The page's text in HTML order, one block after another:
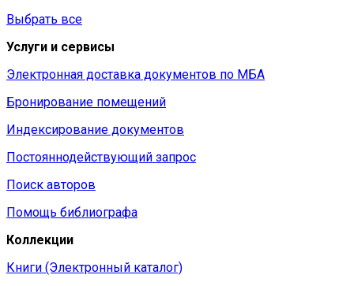
Выбрать все
Услуги и сервисы
Электронная доставка документов по МБА
Бронирование помещений
Индексирование документов
Постояннодействующий запрос
Поиск авторов
Помощь библиографа
Коллекции
Книги (Электронный каталог)